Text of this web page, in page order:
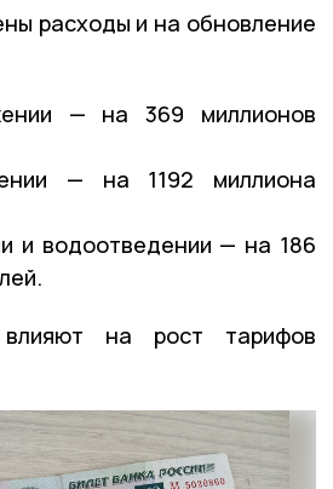
расходы и на обновление
— на 369 миллионов
— на 1192 миллиона
и водоотведении — на 186
на рост тарифов